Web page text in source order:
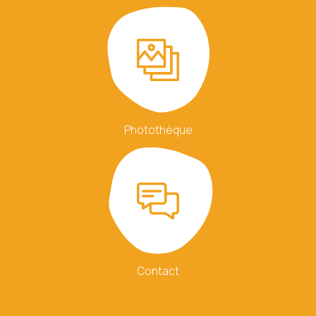
Calculer trois plus douze ?
J’autorise l’utilisation des données
politique de confidentialité
Conformément aux dispositions de l’article L. 223-2
du Code de la Consommation, vous pouvez vous
inscrire sur la liste d’opposition au démarchage
téléphonique « Bloctel »
https://www.bloctel.gouv.fr/
Photothèque
Contact